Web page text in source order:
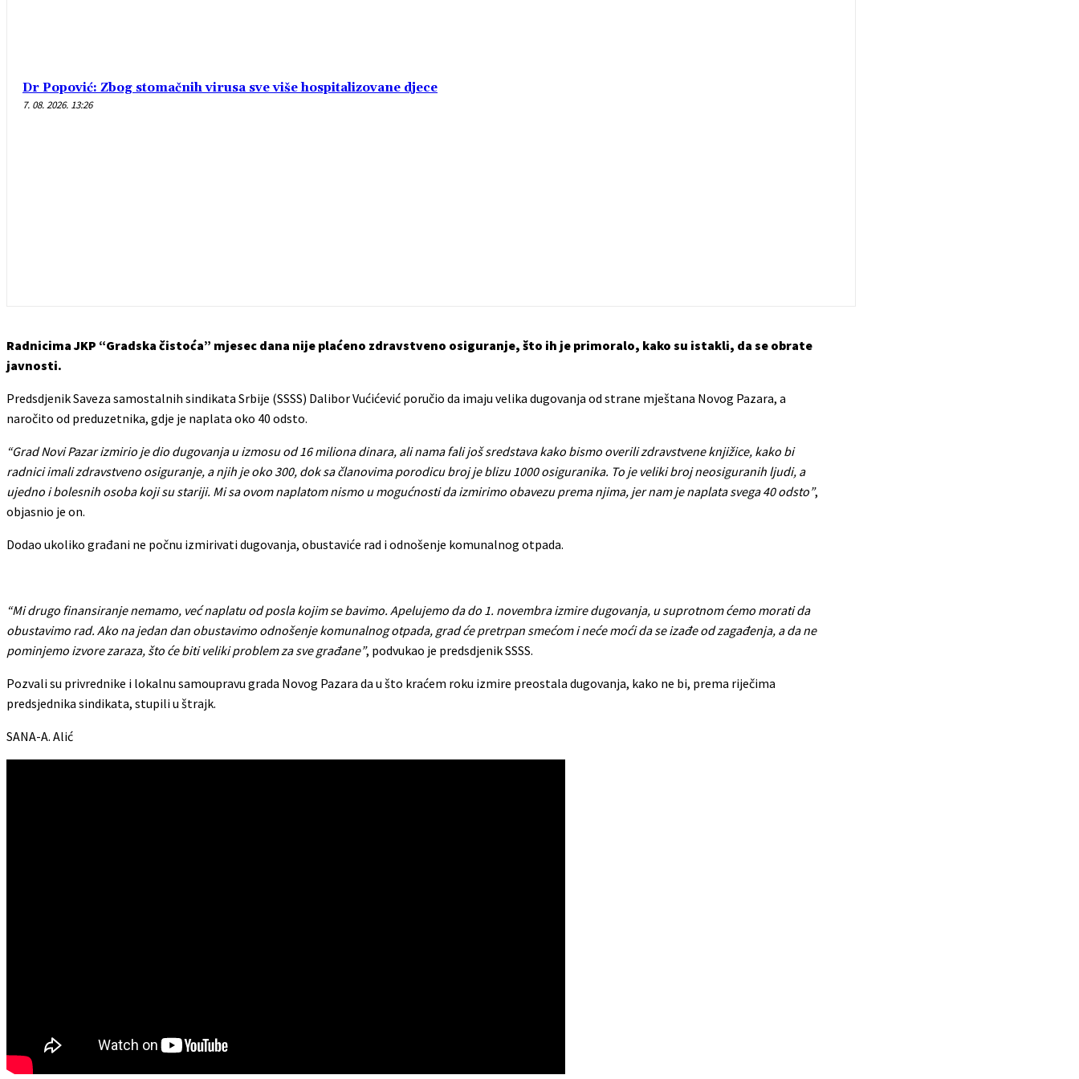
Dr Popović: Zbog stomačnih virusa sve više hospitalizovane djece
7. 08. 2026. 13:26
Radnicima JKP “Gradska čistoća” mjesec dana nije plaćeno zdravstveno osiguranje, što ih je primoralo, kako su istakli, da se obrate
javnosti.
Predsdjenik Saveza samostalnih sindikata Srbije (SSSS) Dalibor Vućićević poručio da imaju velika dugovanja od strane mještana Novog Pazara, a
naročito od preduzetnika, gdje je naplata oko 40 odsto.
“Grad Novi Pazar izmirio je dio dugovanja u izmosu od 16 miliona dinara, ali nama fali još sredstava kako bismo overili zdravstvene knjižice, kako bi
radnici imali zdravstveno osiguranje, a njih je oko 300, dok sa članovima porodicu broj je blizu 1000 osiguranika. To je veliki broj neosiguranih ljudi, a
ujedno i bolesnih osoba koji su stariji. Mi sa ovom naplatom nismo u mogućnosti da izmirimo obavezu prema njima, jer nam je naplata svega 40 odsto”,
objasnio je on.
Dodao ukoliko građani ne počnu izmirivati dugovanja, obustaviće rad i odnošenje komunalnog otpada.
“Mi drugo finansiranje nemamo, već naplatu od posla kojim se bavimo. Apelujemo da do 1. novembra izmire dugovanja, u suprotnom ćemo morati da
obustavimo rad. Ako na jedan dan obustavimo odnošenje komunalnog otpada, grad će pretrpan smećom i neće moći da se izađe od zagađenja, a da ne
pominjemo izvore zaraza, što će biti veliki problem za sve građane”, podvukao je predsdjenik SSSS.
Pozvali su privrednike i lokalnu samoupravu grada Novog Pazara da u što kraćem roku izmire preostala dugovanja, kako ne bi, prema riječima
predsjednika sindikata, stupili u štrajk.
SANA-A. Alić